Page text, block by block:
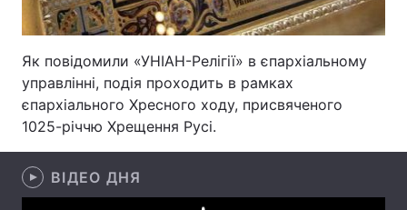
Цікавинки Погода
Лонгріди
Інтерв'ю
Як повідомили «УНІАН-Релігії» в єпархіальному
управлінні, подія проходить в рамках
єпархіального Хресного ходу, присвяченого
1025-річчю Хрещення Русі.
ВІДЕО ДНЯ